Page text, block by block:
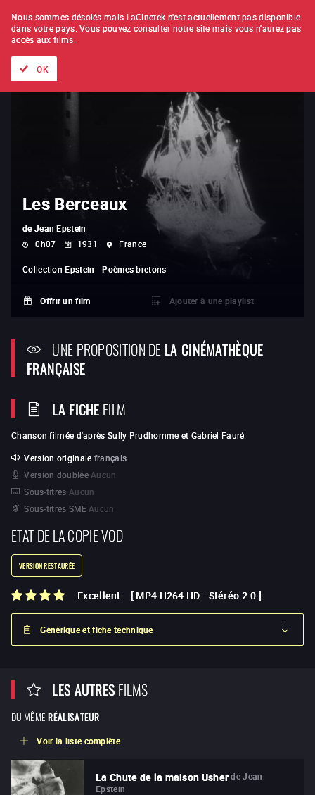
À L'UNITÉ ABONNEMENT
Les Berceaux
de Jean Epstein
0h07
1931 France
CollectionEpstein - Poèmes bretons
Offrir un film Ajouter à une playlist
UNE PROPOSITION DELA CINÉMATHÈQUE
FRANÇAISE
LA FICHEFILM
Chanson filmée d'après Sully Prudhomme et Gabriel Fauré.
Version originale français
Version doublée Aucun
Sous-titres Aucun
Sous-titres SME Aucun
ETAT DE LA COPIE VOD
VERSION RESTAURÉE
Excellent [ MP4 H264 HD - Stéréo 2.0 ]
Générique et fiche technique
LES AUTRESFILMS
DU MÊME RÉALISATEUR
Voir la liste complète
La Chute de la maison Usher de Jean
Epstein
Nous sommes désolés mais LaCinetek n'est actuellement pas disponible
dans votre pays. Vous pouvez consulter notre site mais vous n'aurez pas
accès aux films.
OK